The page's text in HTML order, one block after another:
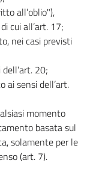
all’oblio"),
cui all’art. 17;
nei casi previsti
20;
ai sensi dell’art.
momento
basata sul
solamente per le
(art. 7).